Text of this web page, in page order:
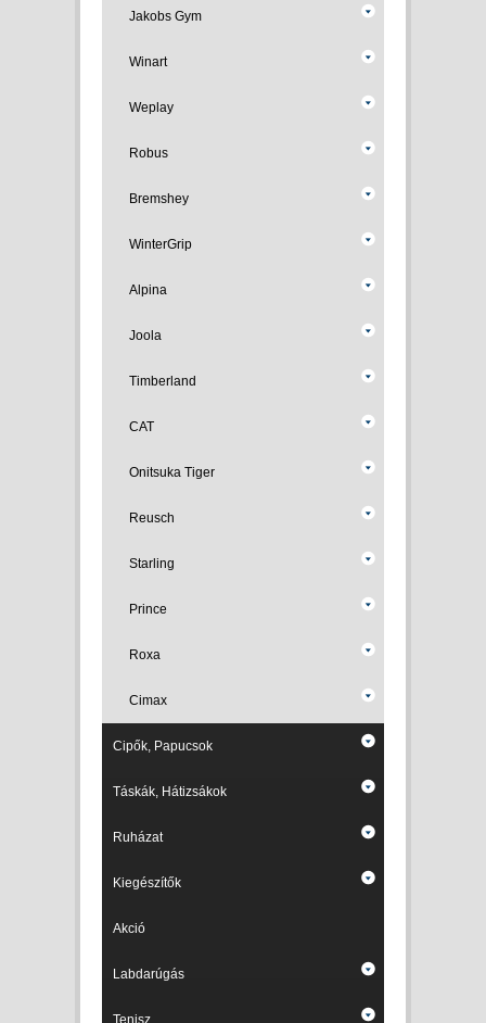
Jakobs Gym
Winart
Weplay
Robus
Bremshey
WinterGrip
Alpina
Joola
Timberland
CAT
Onitsuka Tiger
Reusch
Starling
Prince
Roxa
Cimax
Cipők, Papucsok
Táskák, Hátizsákok
Ruházat
Kiegészítők
Akció
Labdarúgás
Tenisz